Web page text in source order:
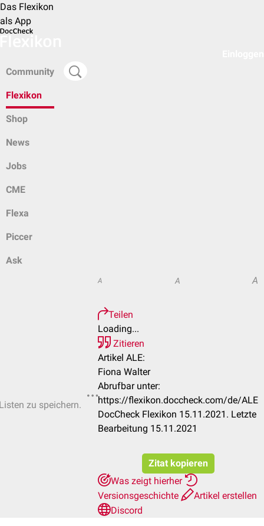
Das Flexikon
als App
Community
Flexikon
Shop
News
Jobs
CME
Flexa
Piccer
Ask
zu speichern.
A A A
Teilen
Loading...
Zitieren
Artikel ALE:
Fiona Walter
Abrufbar unter:
https://flexikon.doccheck.com/de/ALE
DocCheck Flexikon 15.11.2021. Letzte
Bearbeitung 15.11.2021
Zitat kopieren
Was zeigt hierher
Versionsgeschichte
Artikel erstellen
Discord